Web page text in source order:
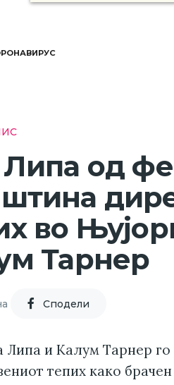
од
во
Тарнер
Cподели
Липа и Калум Тарнер го
тепих како